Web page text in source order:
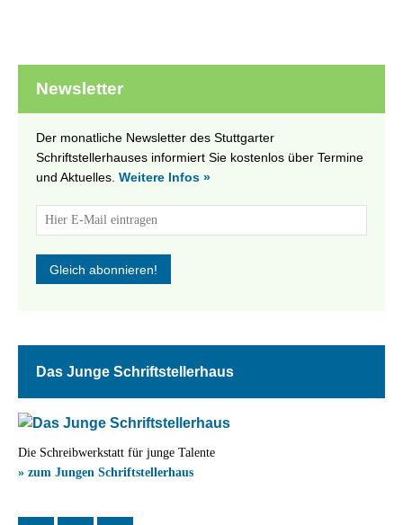
Newsletter
Der monatliche Newsletter des Stuttgarter
Schriftstellerhauses informiert Sie kostenlos über Termine
und Aktuelles. Weitere Infos »
Das Junge Schriftstellerhaus
Die Schreibwerkstatt für junge Talente
» zum Jungen Schriftstellerhaus